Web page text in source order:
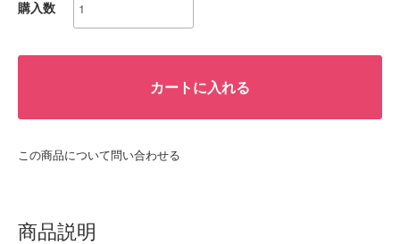
購入数
カートに入れる
この商品について問い合わせる
商品説明